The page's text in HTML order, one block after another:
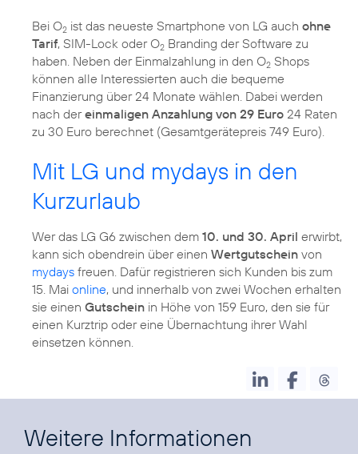
Bei O2 ist das neueste Smartphone von LG auch ohne
Tarif, SIM-Lock oder O2 Branding der Software zu
haben. Neben der Einmalzahlung in den O2 Shops
können alle Interessierten auch die bequeme
Finanzierung über 24 Monate wählen. Dabei werden
nach dereinmaligen Anzahlung von 29 Euro 24 Raten
zu 30 Euro berechnet (Gesamtgerätepreis 749 Euro).
Mit LG und mydays in den
Kurzurlaub
Wer das LG G6 zwischen dem 10. und 30. April erwirbt,
kann sich obendrein über einen Wertgutschein von
mydays freuen. Dafür registrieren sich Kunden bis zum
15. Mai online, und innerhalb von zwei Wochen erhalten
sie einen Gutschein in Höhe von 159 Euro, den sie für
einen Kurztrip oder eine Übernachtung ihrer Wahl
einsetzen können.
Weitere Informationen